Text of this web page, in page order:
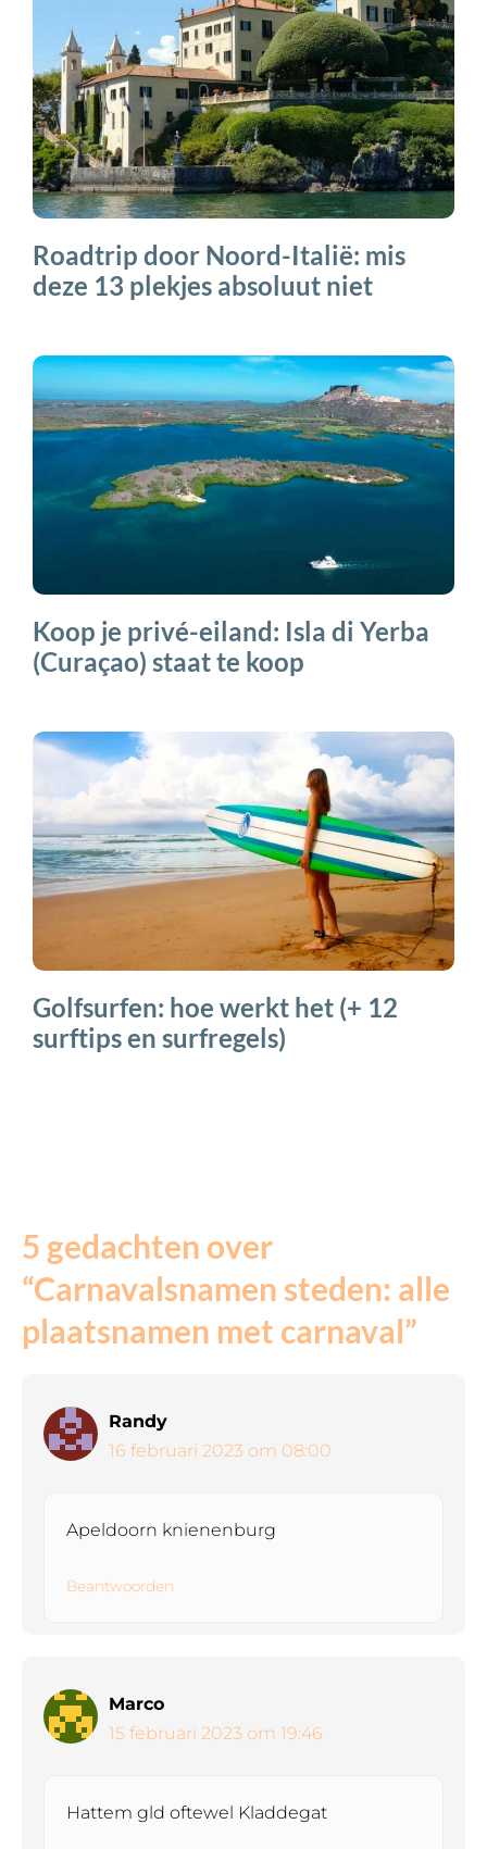
Roadtrip door Noord-Italië: mis
deze 13 plekjes absoluut niet
Koop je privé-eiland: Isla di Yerba
(Curaçao) staat te koop
Golfsurfen: hoe werkt het (+ 12
surftips en surfregels)
5 gedachten over
“Carnavalsnamen steden: alle
plaatsnamen met carnaval”
Randy
16 februari 2023 om 08:00
Apeldoorn knienenburg
Beantwoorden
Marco
15 februari 2023 om 19:46
Hattem gld oftewel Kladdegat